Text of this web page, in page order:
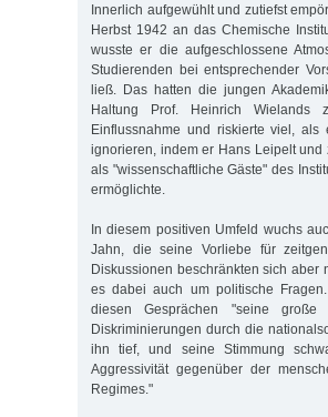
Innerlich aufgewühlt und zutiefst
Herbst 1942 an das Chemische
wusste er die aufgeschlossene
Studierenden bei entsprechender
ließ. Das hatten die jungen
Haltung Prof. Heinrich Wielands
Einflussnahme und riskierte viel,
ignorieren, indem er Hans Leipelt
als "wissenschaftliche Gäste" des
ermöglichte.
In diesem positiven Umfeld wuchs
Jahn, die seine Vorliebe für
Diskussionen beschränkten sich aber
es dabei auch um politische
diesen Gesprächen "seine große
Diskriminierungen durch die
ihn tief, und seine Stimmung
Aggressivität gegenüber der
Regimes."